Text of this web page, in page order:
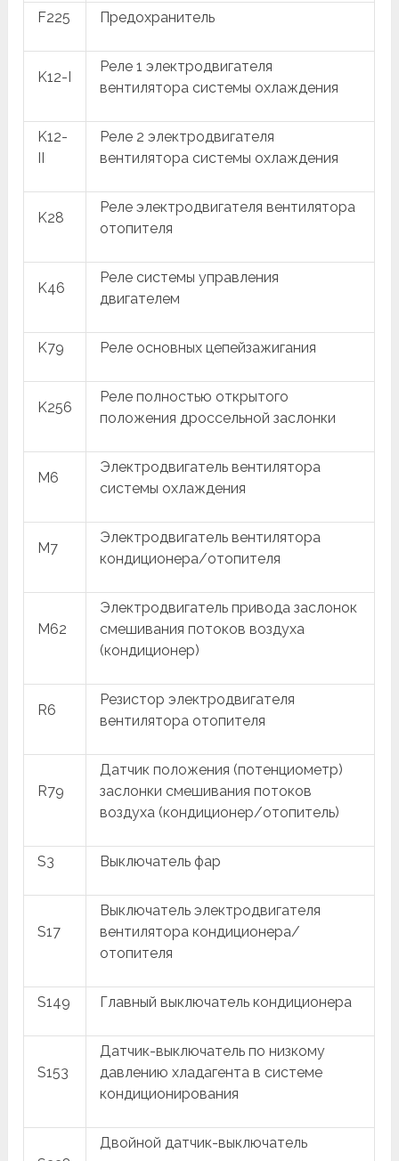
F225 Предохранитель
K12-I
Реле 1 электродвигателя
вентилятора системы охлаждения
K12-
Реле 2 электродвигателя
вентилятора системы охлаждения
K28
Реле электродвигателя вентилятора
отопителя
K46
Реле системы управления
двигателем
K79 Реле основных цепейзажигания
K256
Реле полностью открытого
положения дроссельной заслонки
M6
Электродвигатель вентилятора
системы охлаждения
M7
Электродвигатель вентилятора
кондиционера/отопителя
M62
Электродвигатель привода заслонок
смешивания потоков воздуха
(кондиционер)
R6
Резистор электродвигателя
вентилятора отопителя
R79
Датчик положения (потенциометр)
заслонки смешивания потоков
воздуха (кондиционер/отопитель)
S3 Выключатель фар
S17
Выключатель электродвигателя
вентилятора кондиционера/
отопителя
S149 Главный выключатель кондиционера
S153
Датчик-выключатель по низкому
давлению хладагента в системе
кондиционирования
Двойной датчик-выключатель